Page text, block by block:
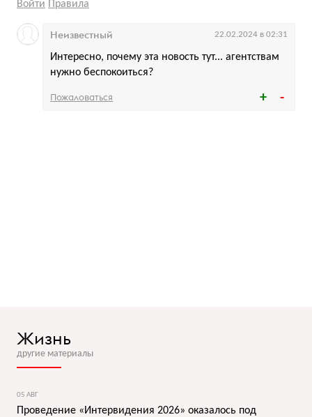
Войти Правила
Интересно, почему эта новость тут... агентствам
нужно беспокоиться?
Неизвестный 22.02.2024 в 02:31
Пожаловаться
Жизнь
другие материалы
05 АВГ
Проведение «Интервидения 2026» оказалось под